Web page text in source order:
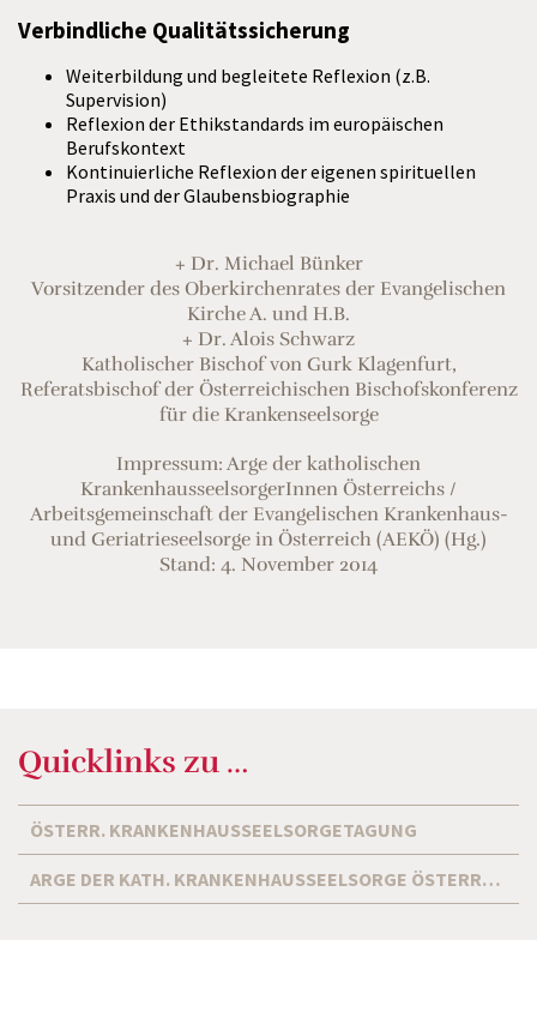
Verbindliche Qualitätssicherung
Weiterbildung und begleitete Reflexion (z.B.
Supervision)
Reflexion der Ethikstandards im europäischen
Berufskontext
Kontinuierliche Reflexion der eigenen spirituellen
Praxis und der Glaubensbiographie
+ Dr. Michael Bünker
Vorsitzender des Oberkirchenrates der Evangelischen
Kirche A. und H.B.
+ Dr. Alois Schwarz
Katholischer Bischof von Gurk Klagenfurt,
Referatsbischof der Österreichischen Bischofskonferenz
für die Krankenseelsorge
Impressum: Arge der katholischen
KrankenhausseelsorgerInnen Österreichs /
Arbeitsgemeinschaft der Evangelischen Krankenhaus-
und Geriatrieseelsorge in Österreich (AEKÖ) (Hg.)
Stand: 4. November 2014
Quicklinks zu …
ÖSTERR. KRANKENHAUSSEELSORGETAGUNG
ARGE DER KATH. KRANKENHAUSSEELSORGE ÖSTERREICHS UND DER DIÖZESE BOZEN/BRIXEN